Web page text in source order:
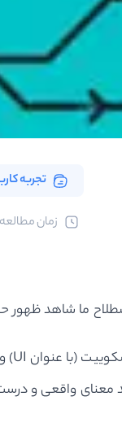
تجربه
ﺯﻣﺎﻥ ﻣﻄﺎﻟﻌﻪ: 8
ما شاهد ظهور